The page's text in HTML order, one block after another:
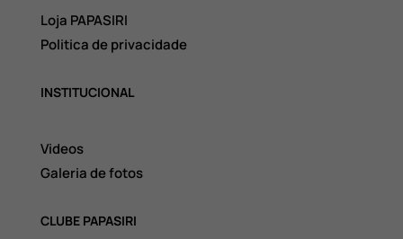
Loja PAPASIRI
Politica de privacidade
INSTITUCIONAL
Videos
Galeria de fotos
CLUBE PAPASIRI